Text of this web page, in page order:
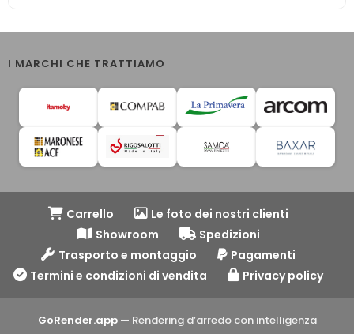
I MARCHI CHE TRATTIAMO
Carrello
Le foto dei nostri clienti
Showroom
Spedizioni
Trasporto e montaggio
Pagamenti
Termini e condizioni di vendita
Privacy policy
GoRender.app— Rendering d’arredo con intelligenza